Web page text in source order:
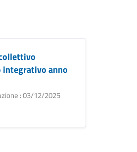
integrativo anno
: 03/12/2025